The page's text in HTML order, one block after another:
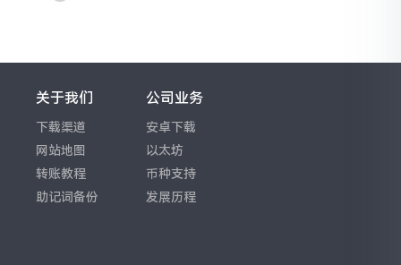
关于我们
下载渠道
网站地图
转账教程
助记词备份
公司业务
安卓下载
以太坊
币种支持
发展历程